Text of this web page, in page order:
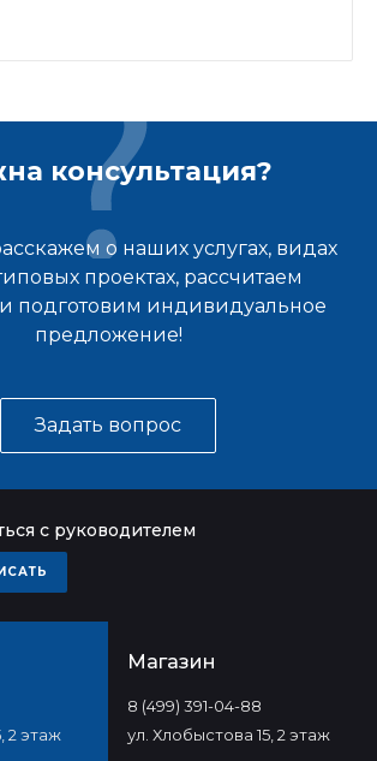
консультация?
о наших услугах, видах
проектах, рассчитаем
подготовим индивидуальное
предложение!
Задать вопрос
с руководителем
2 этаж
Магазин
8 (499) 391-04-88
ул. Хлобыстова 15, 2 этаж